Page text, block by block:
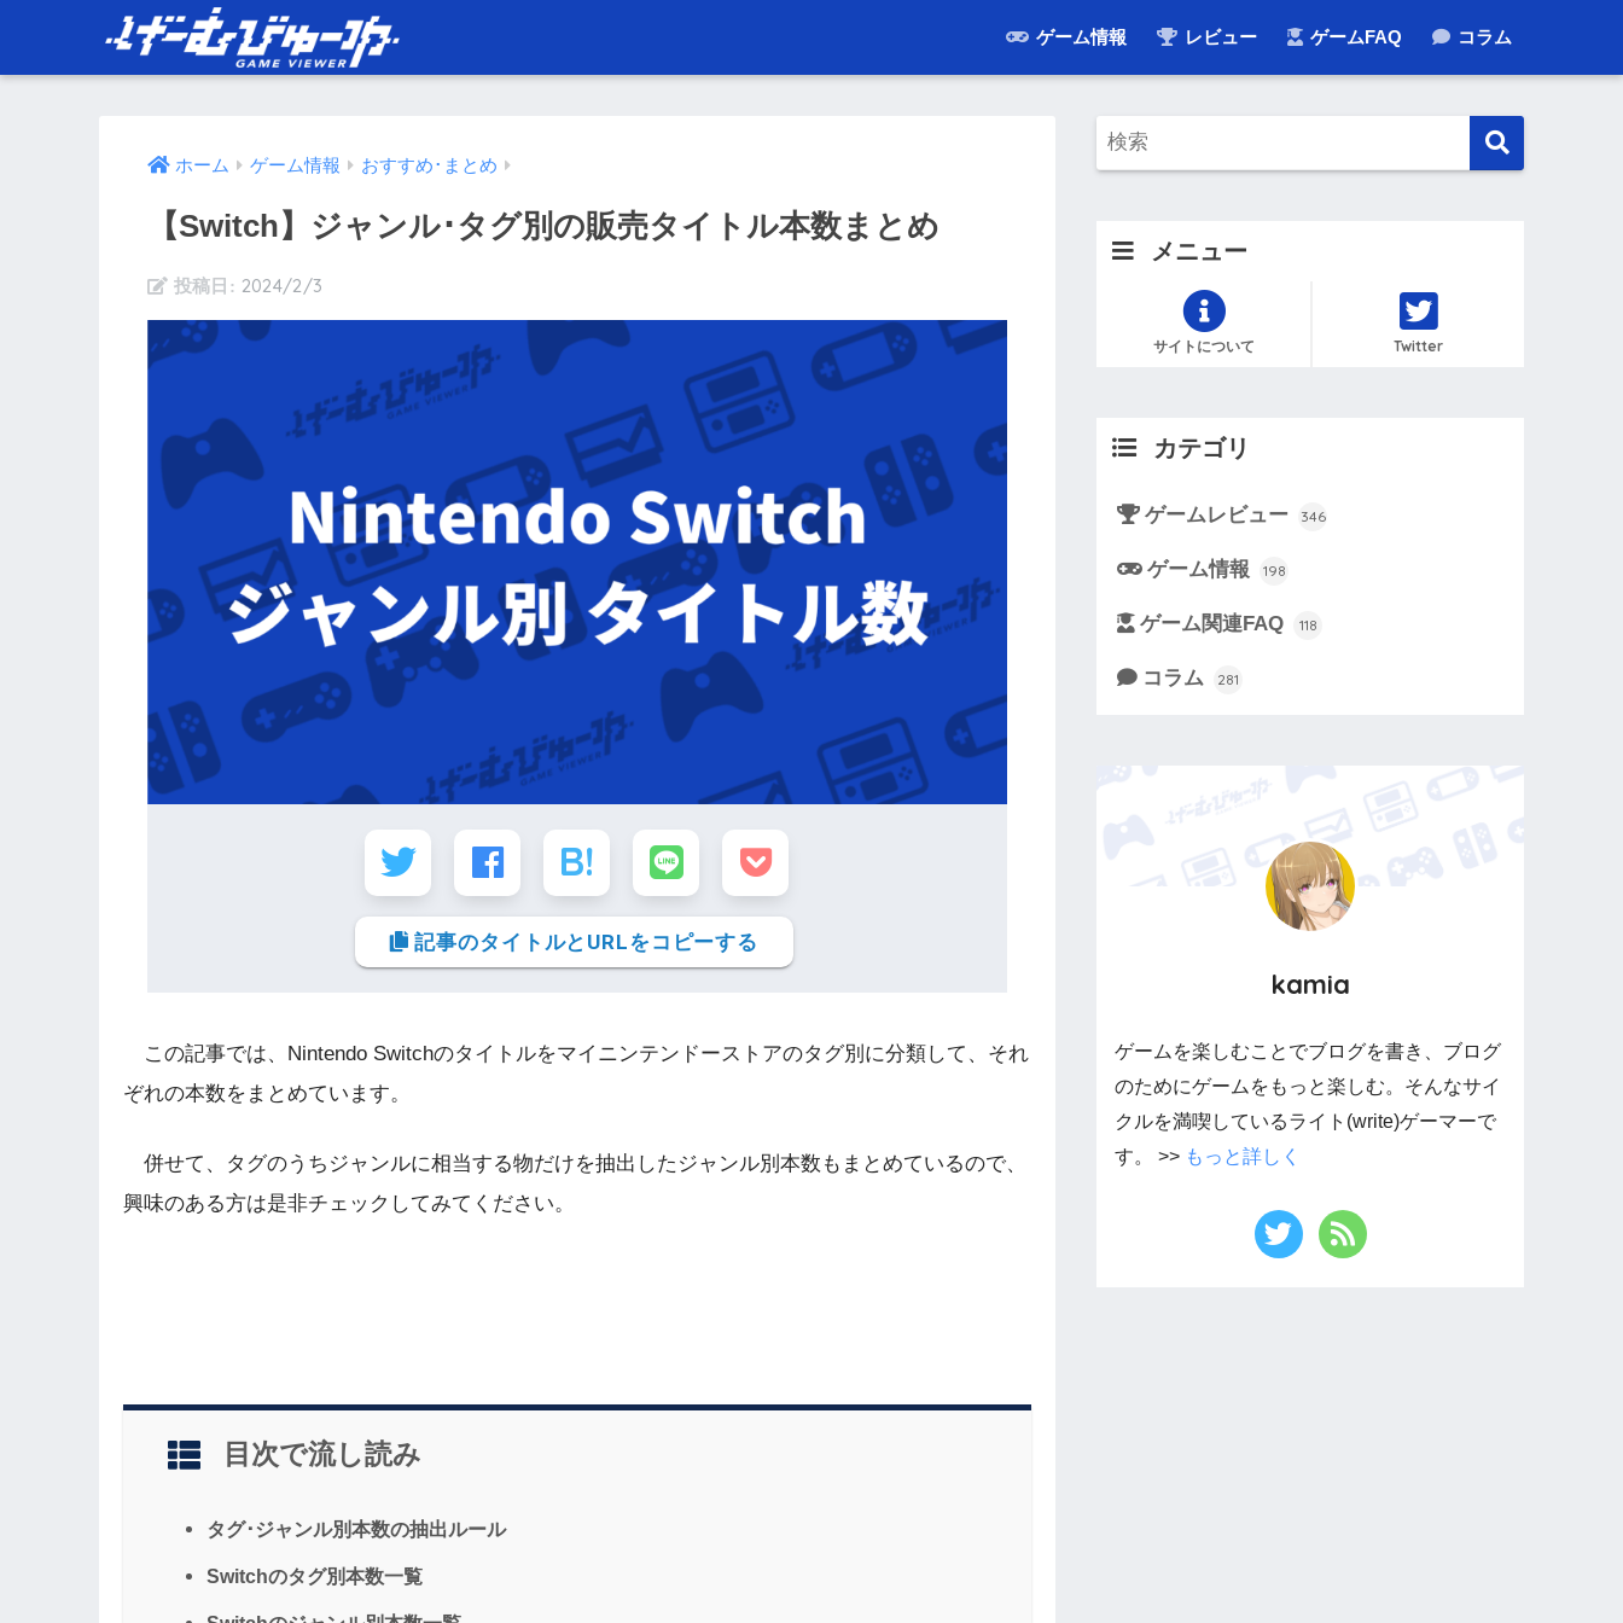
ゲーム情報 レビュー ゲームFAQ コラム
ホーム ゲーム情報 おすすめ･まとめ
【Switch】ジャンル･タグ別の販売タイトル本数まとめ
2024/2/3
記事のタイトルとURLをコピーする
この記事では、Nintendo Switchのタイトルをマイニンテンドーストアのタグ別に分類して、それ
ぞれの本数をまとめています。
併せて、タグのうちジャンルに相当する物だけを抽出したジャンル別本数もまとめているので、
興味のある方は是非チェックしてみてください。
目次で流し読み
タグ･ジャンル別本数の抽出ルール
Switchのタグ別本数一覧
メニュー
サイトについて Twitter
カテゴリ
ゲームレビュー 346
ゲーム情報 198
ゲーム関連FAQ 118
コラム 281
kamia
ゲームを楽しむことでブログを書き、ブログ
のためにゲームをもっと楽しむ。そんなサイ
クルを満喫しているライト(write)ゲーマーで
す。 >> もっと詳しく